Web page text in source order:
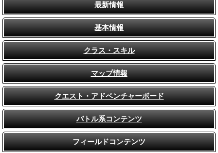
最新情報
基本情報
クラス・スキル
マップ情報
クエスト・アドベンチャーボード
バトル系コンテンツ
フィールドコンテンツ